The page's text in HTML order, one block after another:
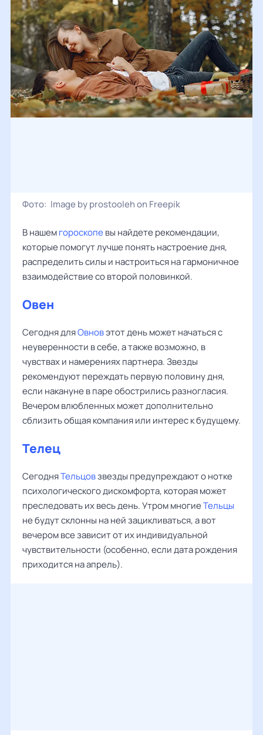
Фото: Image by prostooleh on Freepik
В нашемгороскопе вы найдете рекомендации,
которые помогут лучше понять настроение дня,
распределить силы и настроиться на гармоничное
взаимодействие со второй половинкой.
Овен
Сегодня дляОвновэтот день может начаться с
неуверенности в себе, а также возможно, в
чувствах и намерениях партнера. Звезды
рекомендуют переждать первую половину дня,
если накануне в паре обострились разногласия.
Вечером влюбленных может дополнительно
сблизить общая компания или интерес к будущему.
Телец
СегодняТельцовзвезды предупреждают о нотке
психологического дискомфорта, которая может
преследовать их весь день. Утром многиеТельцы
не будут склонны на ней зацикливаться, а вот
вечером все зависит от их индивидуальной
чувствительности (особенно, если дата рождения
приходится на апрель).